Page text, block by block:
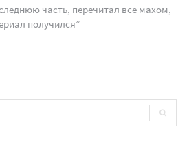
часть, перечитал все махом,
получился”